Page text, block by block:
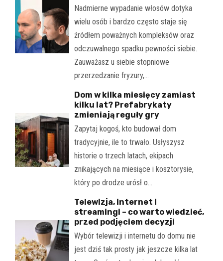
Nadmierne wypadanie włosów dotyka
wielu osób i bardzo często staje się
źródłem poważnych kompleksów oraz
odczuwalnego spadku pewności siebie.
Zauważasz u siebie stopniowe
przerzedzanie fryzury,…
Dom w kilka miesięcy zamiast
kilku lat? Prefabrykaty
zmieniają reguły gry
Zapytaj kogoś, kto budował dom
tradycyjnie, ile to trwało. Usłyszysz
historie o trzech latach, ekipach
znikających na miesiące i kosztorysie,
który po drodze urósł o…
Telewizja, internet i
streamingi – co warto wiedzieć,
przed podjęciem decyzji
Wybór telewizji i internetu do domu nie
jest dziś tak prosty jak jeszcze kilka lat